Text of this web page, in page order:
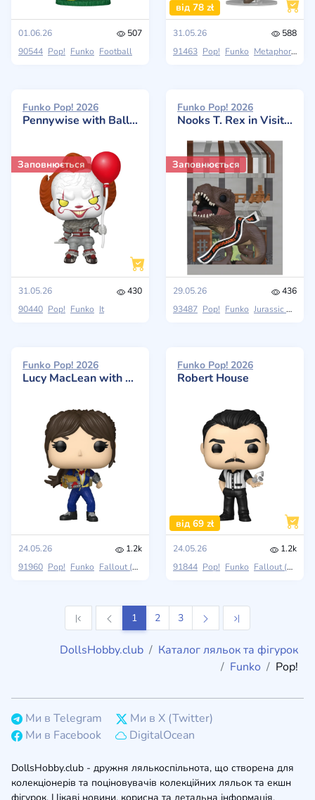
01.06.26
507
90544 Pop! Funko Football
від 78 zł
31.05.26
588
91463 Pop! Funko Metaphor: ReFantasio
Funko Pop! 2026
Pennywise with Balloon (Shelf Sitter)
Заповнюється
31.05.26
430
90440 Pop! Funko It
Funko Pop! 2026
Nooks T. Rex in Visitor Center
Заповнюється
29.05.26
436
93487 Pop! Funko Jurassic Park
Funko Pop! 2026
Lucy MacLean with Power Fist
24.05.26
1.2k
91960 Pop! Funko Fallout (TV Show)
Funko Pop! 2026
Robert House
від 69 zł
24.05.26
1.2k
91844 Pop! Funko Fallout (TV Show)
1 2 3
DollsHobby.club
Каталог ляльок та фігурок
Funko
Pop!
Ми в Telegram
Ми в X (Twitter)
Ми в Facebook
DigitalOcean
DollsHobby.club - дружня лялькоспільнота, що створена для
колекціонерів та поціновувачів колекційних ляльок та екшн
фігурок. Цікаві новини, корисна та детальна інформація,